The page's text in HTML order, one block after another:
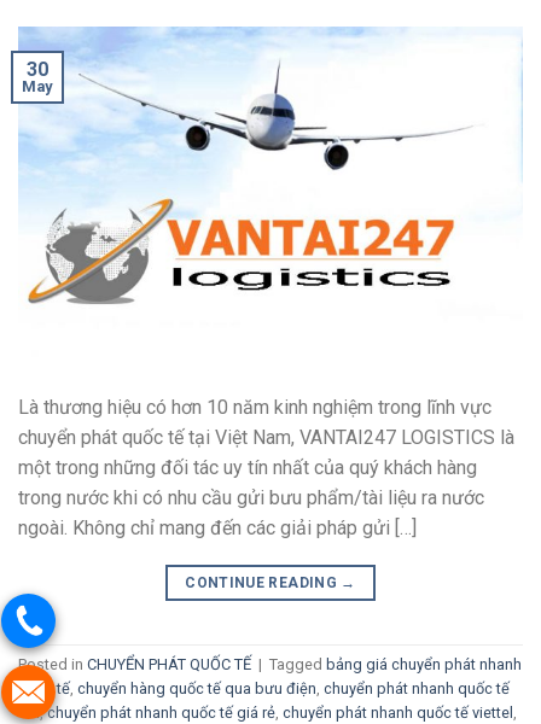
30
May
Là thương hiệu có hơn 10 năm kinh nghiệm trong lĩnh vực
chuyển phát quốc tế tại Việt Nam, VANTAI247 LOGISTICS là
một trong những đối tác uy tín nhất của quý khách hàng
trong nước khi có nhu cầu gửi bưu phẩm/tài liệu ra nước
ngoài. Không chỉ mang đến các giải pháp gửi […]
CONTINUE READING →
Posted in CHUYỂN PHÁT QUỐC TẾ | Tagged bảng giá chuyển phát nhanh
quốc tế, chuyển hàng quốc tế qua bưu điện, chuyển phát nhanh quốc tế
dhl,chuyển phát nhanh quốc tế giá rẻ, chuyển phát nhanh quốc tế viettel ,